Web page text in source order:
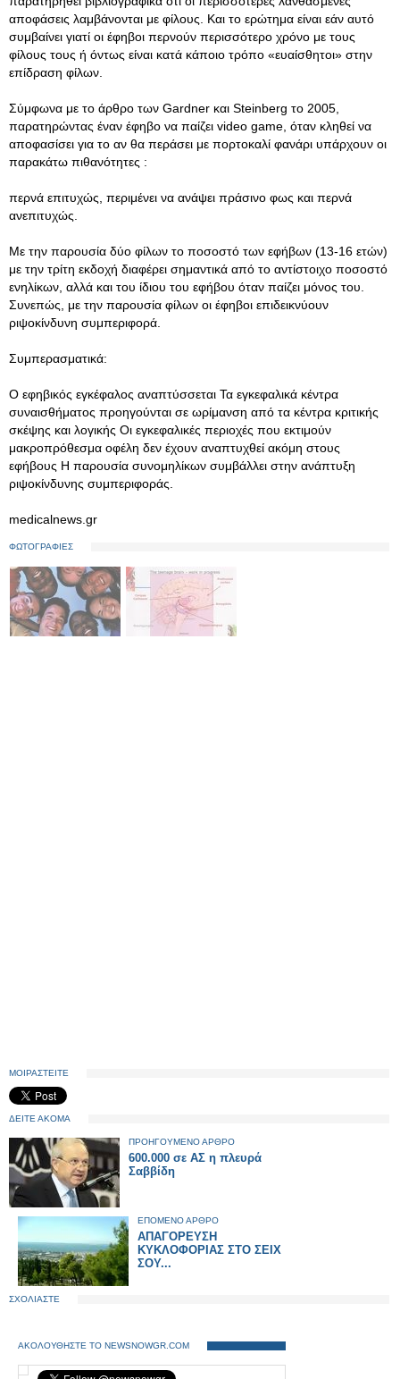
αποφάσεις λαμβάνονται με φίλους. Και το ερώτημα είναι εάν αυτό
συμβαίνει γιατί οι έφηβοι περνούν περισσότερο χρόνο με τους
φίλους τους ή όντως είναι κατά κάποιο τρόπο «ευαίσθητοι» στην
επίδραση φίλων.
Σύμφωνα με το άρθρο των Gardner και Steinberg το 2005,
παρατηρώντας έναν έφηβο να παίζει video game, όταν κληθεί να
αποφασίσει για το αν θα περάσει με πορτοκαλί φανάρι υπάρχουν οι
παρακάτω πιθανότητες :
περνά επιτυχώς, περιμένει να ανάψει πράσινο φως και περνά
ανεπιτυχώς.
Με την παρουσία δύο φίλων το ποσοστό των εφήβων (13-16 ετών)
με την τρίτη εκδοχή διαφέρει σημαντικά από το αντίστοιχο ποσοστό
ενηλίκων, αλλά και του ίδιου του εφήβου όταν παίζει μόνος του.
Συνεπώς, με την παρουσία φίλων οι έφηβοι επιδεικνύουν
ριψοκίνδυνη συμπεριφορά.
Συμπερασματικά:
Ο εφηβικός εγκέφαλος αναπτύσσεται Τα εγκεφαλικά κέντρα
συναισθήματος προηγούνται σε ωρίμανση από τα κέντρα κριτικής
σκέψης και λογικής Οι εγκεφαλικές περιοχές που εκτιμούν
μακροπρόθεσμα οφέλη δεν έχουν αναπτυχθεί ακόμη στους
εφήβους Η παρουσία συνομηλίκων συμβάλλει στην ανάπτυξη
ριψοκίνδυνης συμπεριφοράς.
medicalnews.gr
ΦΩΤΟΓΡΑΦΙΕΣ
ΜΟΙΡΑΣΤΕΙΤΕ
ΔΕΙΤΕ ΑΚΟΜΑ
ΠΡΟΗΓΟΥΜΕΝΟ ΑΡΘΡΟ
600.000 σε ΑΣ η πλευρά
Σαββίδη
ΕΠΟΜΕΝΟ ΑΡΘΡΟ
ΑΠΑΓΟΡΕΥΣΗ
ΚΥΚΛΟΦΟΡΙΑΣ ΣΤΟ ΣΕΙΧ
ΣΟΥ...
ΣΧΟΛΙΑΣΤΕ
ΑΚΟΛΟΥΘΗΣΤΕ ΤΟ NEWSNOWGR.COM